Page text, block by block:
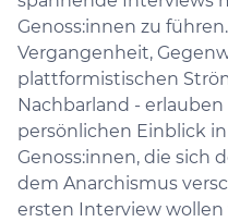
Genoss:innen zu
Vergangenheit,
plattformistischen
Nachbarland -
persönlichen Einblick
Genoss:innen, die sich
dem Anarchismus
ersten Interview